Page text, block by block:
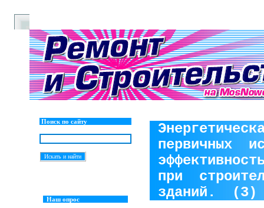
Поиск по сайту
Наш опрос
первичных
при
зданий. (3)